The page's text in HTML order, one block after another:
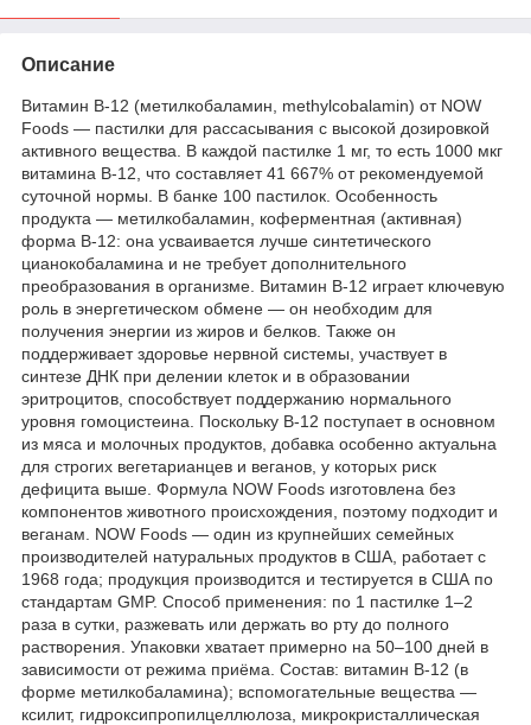
Описание
Витамин B-12 (метилкобаламин, methylcobalamin) от NOW
Foods — пастилки для рассасывания с высокой дозировкой
активного вещества. В каждой пастилке 1 мг, то есть 1000 мкг
витамина B-12, что составляет 41 667% от рекомендуемой
суточной нормы. В банке 100 пастилок. Особенность
продукта — метилкобаламин, коферментная (активная)
форма B-12: она усваивается лучше синтетического
цианокобаламина и не требует дополнительного
преобразования в организме. Витамин B-12 играет ключевую
роль в энергетическом обмене — он необходим для
получения энергии из жиров и белков. Также он
поддерживает здоровье нервной системы, участвует в
синтезе ДНК при делении клеток и в образовании
эритроцитов, способствует поддержанию нормального
уровня гомоцистеина. Поскольку B-12 поступает в основном
из мяса и молочных продуктов, добавка особенно актуальна
для строгих вегетарианцев и веганов, у которых риск
дефицита выше. Формула NOW Foods изготовлена без
компонентов животного происхождения, поэтому подходит и
веганам. NOW Foods — один из крупнейших семейных
производителей натуральных продуктов в США, работает с
1968 года; продукция производится и тестируется в США по
стандартам GMP. Способ применения: по 1 пастилке 1–2
раза в сутки, разжевать или держать во рту до полного
растворения. Упаковки хватает примерно на 50–100 дней в
зависимости от режима приёма. Состав: витамин B-12 (в
форме метилкобаламина); вспомогательные вещества —
ксилит, гидроксипропилцеллюлоза, микрокристаллическая